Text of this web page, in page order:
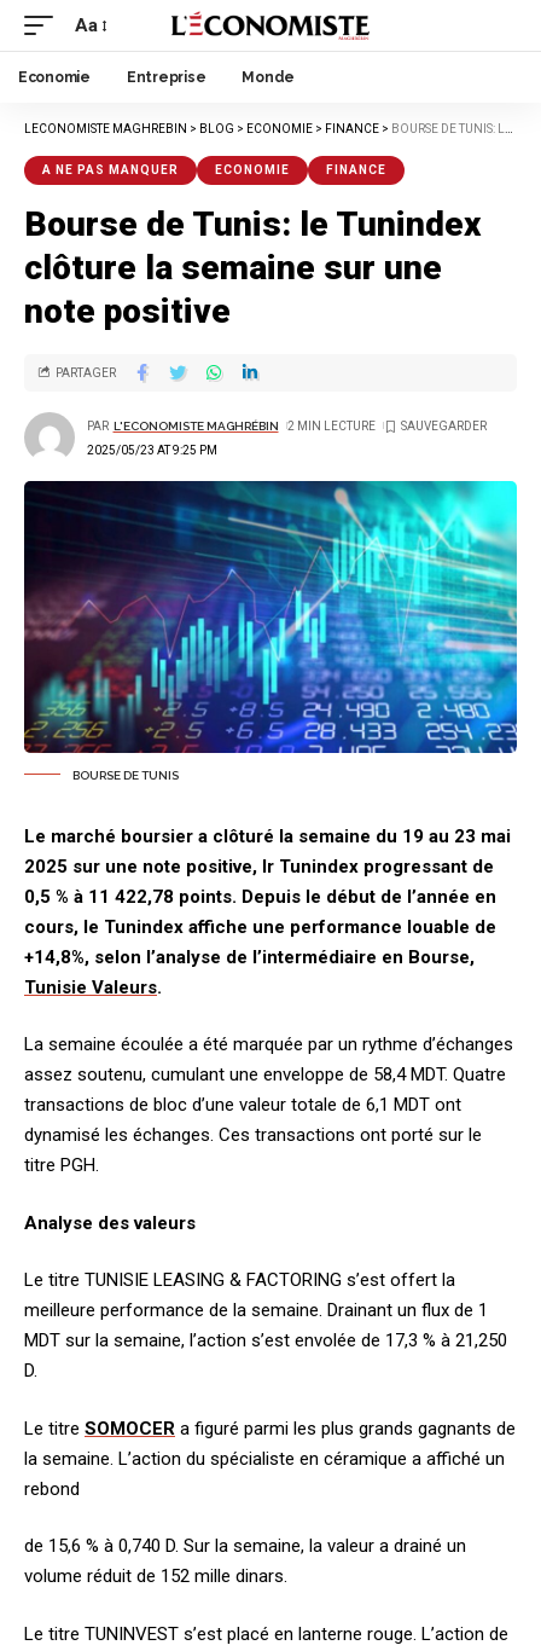
Aa
Economie Entreprise Monde
LECONOMISTE MAGHREBIN > BLOG > ECONOMIE > FINANCE > BOURSE DE TUNIS: LE TUNINDEX CLÔTURE LA SEMAINE SUR UNE NOTE POSITIVE
A NE PAS MANQUER ECONOMIE FINANCE
Bourse de Tunis: le Tunindex
clôture la semaine sur une
note positive
2025/05/23 AT 9:25 PM
PAR L'ECONOMISTE MAGHRÉBIN 2 MIN LECTURE
PARTAGER
BOURSE DE TUNIS
Le marché boursier a clôturé la semaine du 19 au 23 mai
2025 sur une note positive, lr Tunindex progressant de
0,5 % à 11 422,78 points. Depuis le début de l’année en
cours, le Tunindex affiche une performance louable de
+14,8%, selon l’analyse de l’intermédiaire en Bourse,
Tunisie Valeurs.
La semaine écoulée a été marquée par un rythme d’échanges
assez soutenu, cumulant une enveloppe de 58,4 MDT. Quatre
transactions de bloc d’une valeur totale de 6,1 MDT ont
dynamisé les échanges. Ces transactions ont porté sur le
titre PGH.
Analyse des valeurs
Le titre TUNISIE LEASING & FACTORING s’est offert la
meilleure performance de la semaine. Drainant un flux de 1
MDT sur la semaine, l’action s’est envolée de 17,3 % à 21,250
D.
Le titre SOMOCER a figuré parmi les plus grands gagnants de
la semaine. L’action du spécialiste en céramique a affiché un
rebond
de 15,6 % à 0,740 D. Sur la semaine, la valeur a drainé un
volume réduit de 152 mille dinars.
Le titre TUNINVEST s’est placé en lanterne rouge. L’action de